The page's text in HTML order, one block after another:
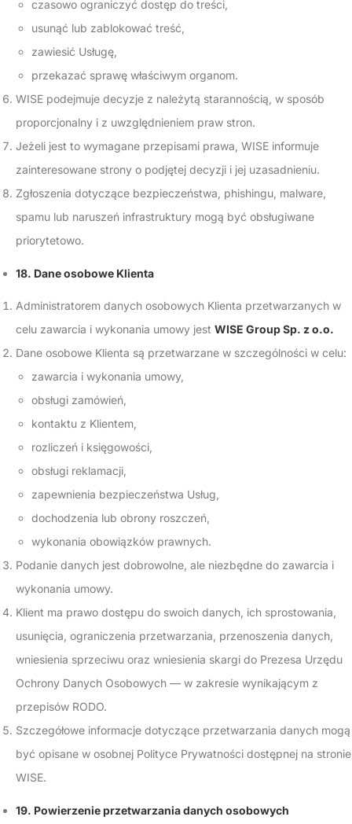
czasowo ograniczyć dostęp do treści,
usunąć lub zablokować treść,
zawiesić Usługę,
przekazać sprawę właściwym organom.
WISE podejmuje decyzje z należytą starannością, w sposób
proporcjonalny i z uwzględnieniem praw stron.
Jeżeli jest to wymagane przepisami prawa, WISE informuje
zainteresowane strony o podjętej decyzji i jej uzasadnieniu.
Zgłoszenia dotyczące bezpieczeństwa, phishingu, malware,
spamu lub naruszeń infrastruktury mogą być obsługiwane
priorytetowo.
18. Dane osobowe Klienta
Administratorem danych osobowych Klienta przetwarzanych w
celu zawarcia i wykonania umowy jest WISE Group Sp. z o.o.
Dane osobowe Klienta są przetwarzane w szczególności w celu:
zawarcia i wykonania umowy,
obsługi zamówień,
kontaktu z Klientem,
rozliczeń i księgowości,
obsługi reklamacji,
zapewnienia bezpieczeństwa Usług,
dochodzenia lub obrony roszczeń,
wykonania obowiązków prawnych.
Podanie danych jest dobrowolne, ale niezbędne do zawarcia i
wykonania umowy.
Klient ma prawo dostępu do swoich danych, ich sprostowania,
usunięcia, ograniczenia przetwarzania, przenoszenia danych,
wniesienia sprzeciwu oraz wniesienia skargi do Prezesa Urzędu
Ochrony Danych Osobowych — w zakresie wynikającym z
przepisów RODO.
Szczegółowe informacje dotyczące przetwarzania danych mogą
być opisane w osobnej Polityce Prywatności dostępnej na stronie
WISE.
19. Powierzenie przetwarzania danych osobowych